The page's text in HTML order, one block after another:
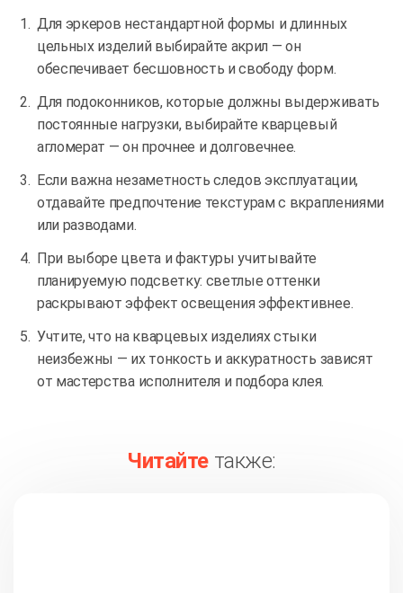
Для эркеров нестандартной формы и длинных
цельных изделий выбирайте акрил — он
обеспечивает бесшовность и свободу форм.
Для подоконников, которые должны выдерживать
постоянные нагрузки, выбирайте кварцевый
агломерат — он прочнее и долговечнее.
Если важна незаметность следов эксплуатации,
отдавайте предпочтение текстурам с вкраплениями
или разводами.
При выборе цвета и фактуры учитывайте
планируемую подсветку: светлые оттенки
раскрывают эффект освещения эффективнее.
Учтите, что на кварцевых изделиях стыки
неизбежны — их тонкость и аккуратность зависят
от мастерства исполнителя и подбора клея.
Читайте также: